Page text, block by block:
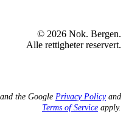
© 2026 Nok. Bergen.
Alle rettigheter reservert.
the Google Privacy Policyand
Terms of Service apply.